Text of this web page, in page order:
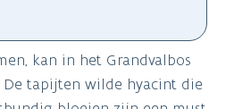
kan in het Grandvalbos
De tapijten wilde hyacint die